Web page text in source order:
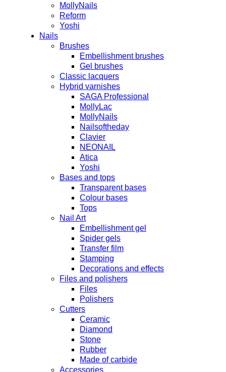
MollyNails
Reform
Yoshi
Nails
Brushes
Embellishment brushes
Gel brushes
Classic lacquers
Hybrid varnishes
SAGA Professional
MollyLac
MollyNails
Nailsoftheday
Clavier
NEONAIL
Atica
Yoshi
Bases and tops
Transparent bases
Colour bases
Tops
Nail Art
Embellishment gel
Spider gels
Transfer film
Stamping
Decorations and effects
Files and polishers
Files
Polishers
Cutters
Ceramic
Diamond
Stone
Rubber
Made of carbide
Accessories